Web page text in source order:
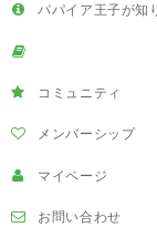
パパイア王子が知
コミュニティ
メンバーシップ
マイページ
お問い合わせ